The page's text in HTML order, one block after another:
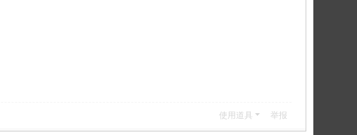
使用道具 举报